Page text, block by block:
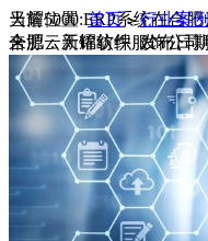
当前位置:首页 > 行业案
合肥云新锦纺织服饰公司
天耀5000 ERP系统在合
来源：天耀软件 发布日